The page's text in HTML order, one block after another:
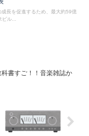
長を促進するため、最大約59億
ビル...
書すご！！音楽雑誌か